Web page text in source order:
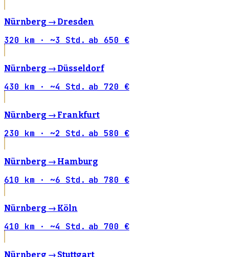
Nürnberg → Dresden
320 km · ~3 Std. ab 650 €
Nürnberg → Düsseldorf
430 km · ~4 Std. ab 720 €
Nürnberg → Frankfurt
230 km · ~2 Std. ab 580 €
Nürnberg → Hamburg
610 km · ~6 Std. ab 780 €
Nürnberg → Köln
410 km · ~4 Std. ab 700 €
Nürnberg → Stuttgart